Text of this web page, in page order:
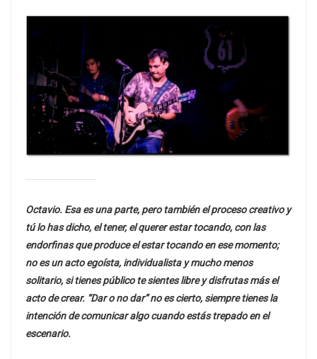
Octavio. Esa es una parte, pero también el proceso creativo y
tú lo has dicho, el tener, el querer estar tocando, con las
endorfinas que produce el estar tocando en ese momento;
no es un acto egoísta, individualista y mucho menos
solitario, si tienes público te sientes libre y disfrutas más el
acto de crear. “Dar o no dar” no es cierto, siempre tienes la
intención de comunicar algo cuando estás trepado en el
escenario.